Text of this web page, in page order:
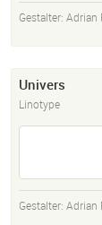
Gestalter: Adrian
Univers
Linotype
Gestalter: Adrian